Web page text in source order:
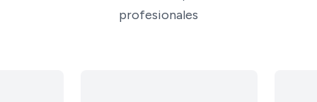
profesionales